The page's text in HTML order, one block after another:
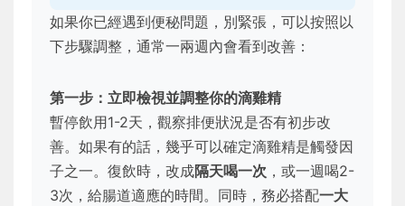
如果你已經遇到便秘問題，別緊張，可以按照以
下步驟調整，通常一兩週內會看到改善：
第一步：立即檢視並調整你的滴雞精
暫停飲用1-2天，觀察排便狀況是否有初步改
善。如果有的話，幾乎可以確定滴雞精是觸發因
子之一。復飲時，改成隔天喝一次 ，或一週喝2-
3次，給腸道適應的時間。同時，務必搭配一大